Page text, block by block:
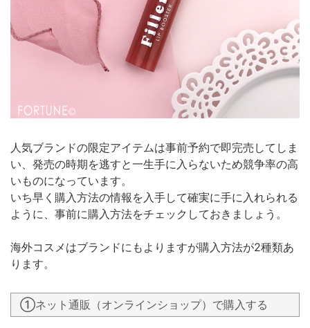
人気ブランドの限定アイテムは事前予約で即完売してしま
い、発売の時期を逃すと一生手に入らないため競争率の高
いものになっています。
いち早く購入方法の情報を入手して確実に手に入れられる
ように、事前に購入方法をチェックしておきましょう。
海外コスメはブランドにもよりますが購入方法が2種類あ
ります。
①ネット通販（オンラインショップ）で購入する